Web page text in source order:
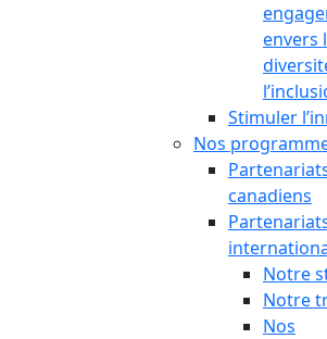
envers
Stimuler
Nos
canadiens
Notre
Notre
Nos